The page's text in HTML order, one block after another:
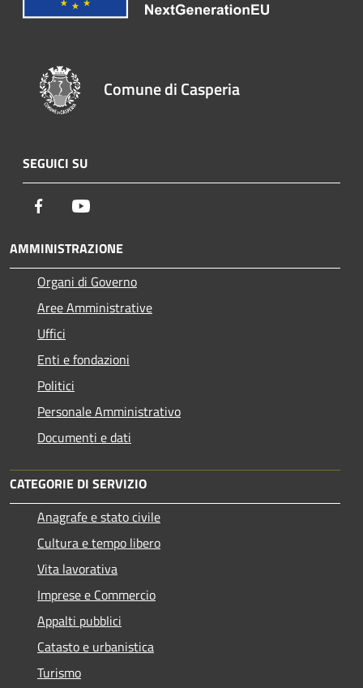
Comune di Casperia
SEGUICI SU
Facebook
AMMINISTRAZIONE
Organi di Governo
Aree Amministrative
Uffici
Enti e fondazioni
Politici
Personale Amministrativo
Documenti e dati
CATEGORIE DI SERVIZIO
Anagrafe e stato civile
Cultura e tempo libero
Vita lavorativa
Imprese e Commercio
Appalti pubblici
Catasto e urbanistica
Turismo